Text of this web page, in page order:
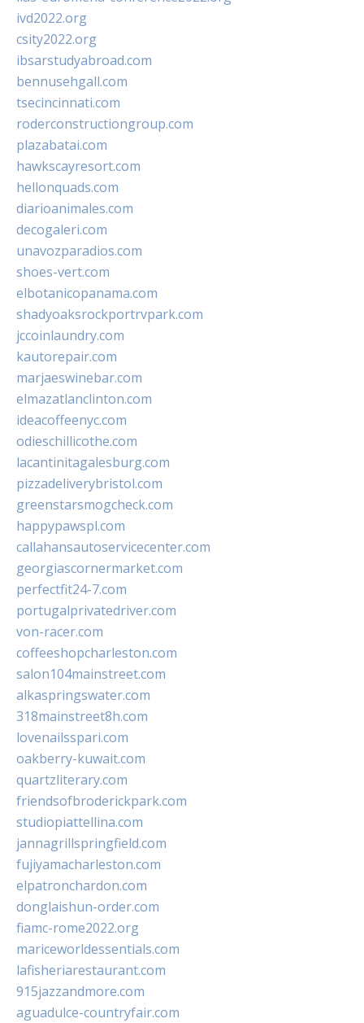
ivd2022.org
csity2022.org
ibsarstudyabroad.com
bennusehgall.com
tsecincinnati.com
roderconstructiongroup.com
plazabatai.com
hawkscayresort.com
hellonquads.com
diarioanimales.com
decogaleri.com
unavozparadios.com
shoes-vert.com
elbotanicopanama.com
shadyoaksrockportrvpark.com
jccoinlaundry.com
kautorepair.com
marjaeswinebar.com
elmazatlanclinton.com
ideacoffeenyc.com
odieschillicothe.com
lacantinitagalesburg.com
pizzadeliverybristol.com
greenstarsmogcheck.com
happypawspl.com
callahansautoservicecenter.com
georgiascornermarket.com
perfectfit24-7.com
portugalprivatedriver.com
von-racer.com
coffeeshopcharleston.com
salon104mainstreet.com
alkaspringswater.com
318mainstreet8h.com
lovenailsspari.com
oakberry-kuwait.com
quartzliterary.com
friendsofbroderickpark.com
studiopiattellina.com
jannagrillspringfield.com
fujiyamacharleston.com
elpatronchardon.com
donglaishun-order.com
fiamc-rome2022.org
mariceworldessentials.com
lafisheriarestaurant.com
915jazzandmore.com
aguadulce-countryfair.com